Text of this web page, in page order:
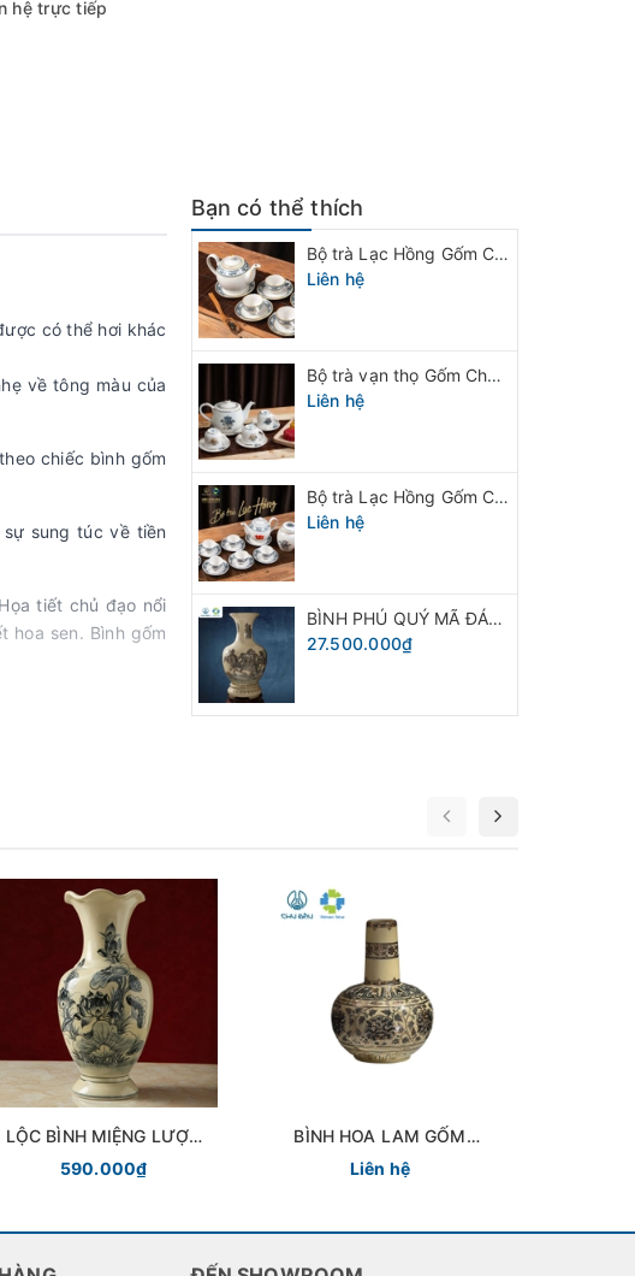
hệ trực tiếp
có thể hơi khác
về tông màu của
chiếc bình gốm
sung túc về tiền
tiết chủ đạo nổi
hoa sen. Bình gốm
Bạn có thể thích
Bộ trà Lạc Hồng Gốm Chu Đậu vẽ viền vàng
Liên hệ
Bộ trà vạn thọ Gốm Chu Đậu
Liên hệ
Bộ trà Lạc Hồng Gốm Chu Đậu
Liên hệ
BÌNH PHÚ QUÝ MÃ ĐÁO THÀNH CÔNG GỐM CHU ĐẬU
27.500.000₫
LỘC BÌNH MIỆNG LƯỢN
TRUYỀN THỐNG GỐM
CHU ĐẬU
590.000₫
BÌNH HOA LAM GỐM
CHU ĐẬU
Liên hệ